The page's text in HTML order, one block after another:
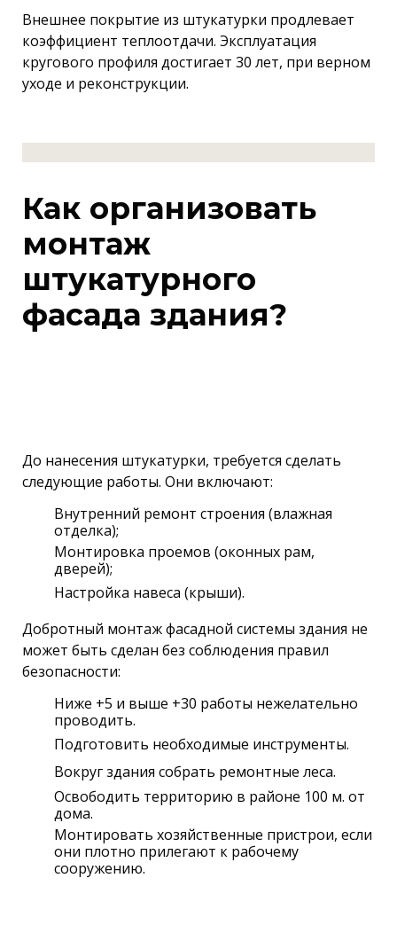
Внешнее покрытие из штукатурки продлевает
коэффициент теплоотдачи. Эксплуатация
кругового профиля достигает 30 лет, при верном
уходе и реконструкции.
Как организовать
монтаж
штукатурного
фасада здания?
До нанесения штукатурки, требуется сделать
следующие работы. Они включают:
Внутренний ремонт строения (влажная
отделка);
Монтировка проемов (оконных рам,
дверей);
Настройка навеса (крыши).
Добротный монтаж фасадной системы здания не
может быть сделан без соблюдения правил
безопасности:
Ниже +5 и выше +30 работы нежелательно
проводить.
Подготовить необходимые инструменты.
Вокруг здания собрать ремонтные леса.
Освободить территорию в районе 100 м. от
дома.
Монтировать хозяйственные пристрои, если
они плотно прилегают к рабочему
сооружению.